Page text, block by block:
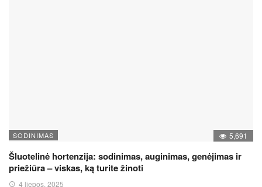
SODINIMAS 5,691
Šluotelinė hortenzija: sodinimas, auginimas, genėjimas ir
priežiūra – viskas, ką turite žinoti
4 liepos, 2025